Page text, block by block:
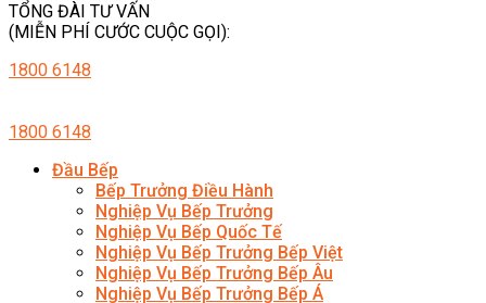
TỔNG ĐÀI TƯ VẤN
(MIỄN PHÍ CƯỚC CUỘC GỌI):
1800 6148
1800 6148
Đầu Bếp
Bếp Trưởng Điều Hành
Nghiệp Vụ Bếp Trưởng
Nghiệp Vụ Bếp Quốc Tế
Nghiệp Vụ Bếp Trưởng Bếp Việt
Nghiệp Vụ Bếp Trưởng Bếp Âu
Nghiệp Vụ Bếp Trưởng Bếp Á